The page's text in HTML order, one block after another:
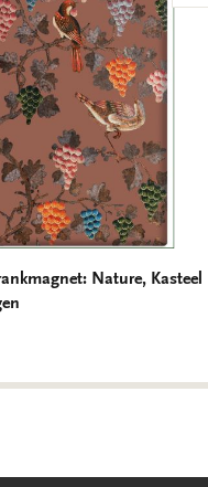
Nature, Kasteel